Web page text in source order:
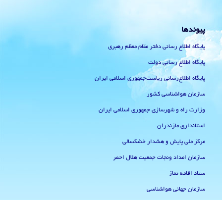
پیوندها
پایگاه اطلاع رسانی دفتر مقام معظم رهبری
پایگاه اطلاع رسانی دولت
پایگاه اطلاع‌رسانی ریاست‌جمهوری اسلامی ایران
سازمان هواشناسی کشور
وزارت راه و شهرسازی جمهوری اسلامی ایران
استانداری مازندران
مرکز ملی پایش و هشدار خشکسالی
سازمان امداد ونجات جمعیت هلال احمر
ستاد اقامه نماز
سازمان جهانی هواشناسی